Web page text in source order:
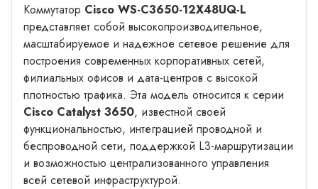
Коммутатор Cisco WS-C3650-12X48UQ-L
представляет собой высокопроизводительное,
масштабируемое и надежное сетевое решение для
построения современных корпоративных сетей,
филиальных офисов и дата-центров с высокой
плотностью трафика. Эта модель относится к серии
Cisco Catalyst 3650, известной своей
функциональностью, интеграцией проводной и
беспроводной сети, поддержкой L3-маршрутизации
и возможностью централизованного управления
всей сетевой инфраструктурой.